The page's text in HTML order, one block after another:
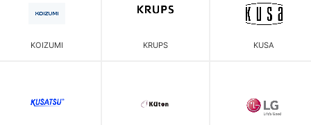
KOIZUMI KRUPS KUSA